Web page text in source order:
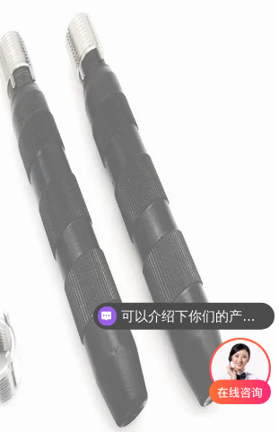
可以介绍下你们的产品么？
你们是怎么收费的呢？